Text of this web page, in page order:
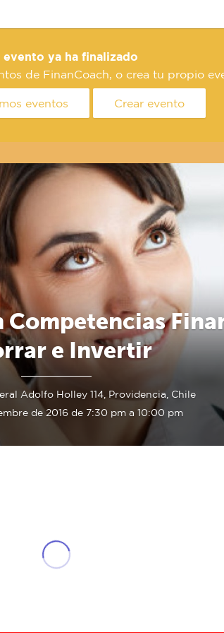
evento ya ha finalizado
de FinanCoach, o crea tu propio
eventos Crear evento
e Invertir
Adolfo Holley 114, Providencia, Chile
de 2016 de 7:30 pm a 10:00 pm